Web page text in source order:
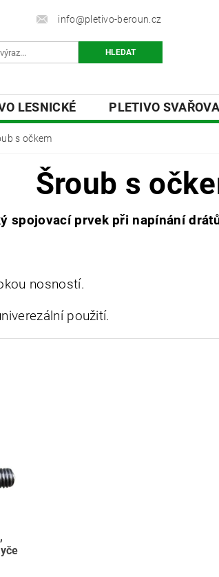
info@pletivo-beroun.cz
LESNICKÉ PLETIVO
A ŽILETKOVÉ DRÁTY
s očkem
Šroub s
spojovací prvek při napínání
nosností.
použití.